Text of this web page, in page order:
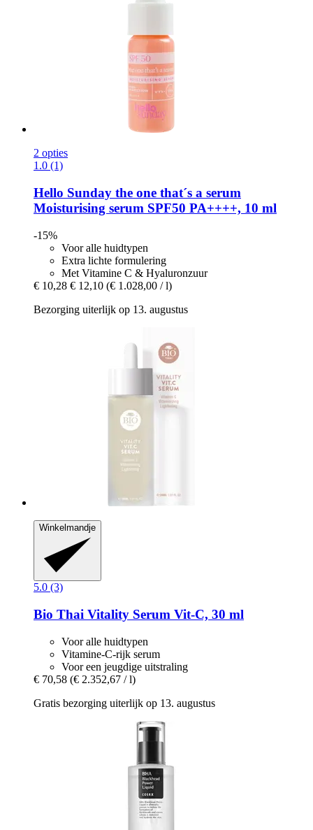
2 opties
1.0 (1)
Hello Sunday the one that´s a serum
Moisturising serum SPF50 PA++++, 10 ml
-15%
Voor alle huidtypen
Extra lichte formulering
Met Vitamine C & Hyaluronzuur
€ 10,28 € 12,10 (€ 1.028,00 / l)
Bezorging uiterlijk op 13. augustus
Winkelmandje
5.0 (3)
Bio Thai Vitality Serum Vit-​C, 30 ml
Voor alle huidtypen
Vitamine-C-rijk serum
Voor een jeugdige uitstraling
€ 70,58 (€ 2.352,67 / l)
Gratis bezorging uiterlijk op 13. augustus